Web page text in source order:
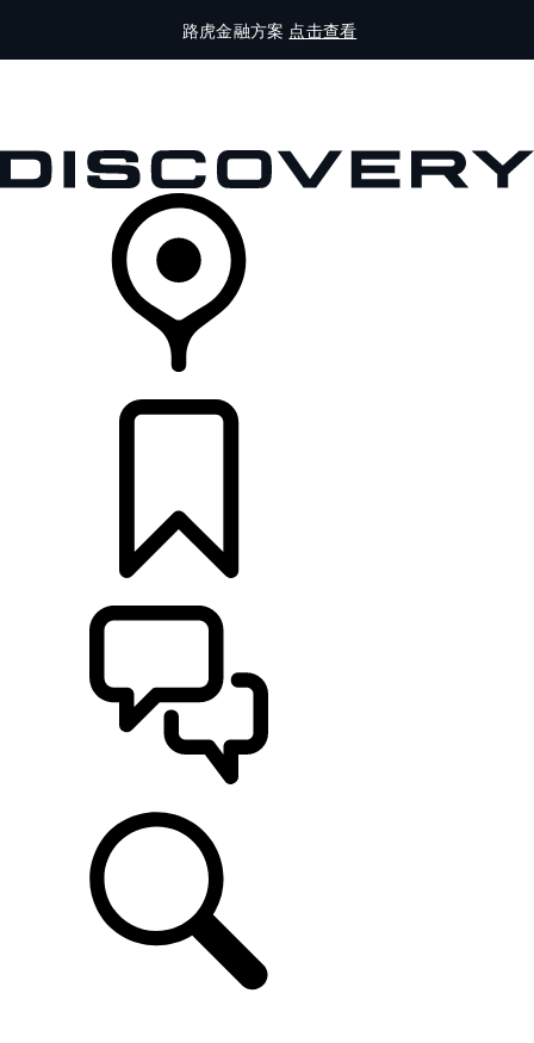
路虎金融方案 点击查看